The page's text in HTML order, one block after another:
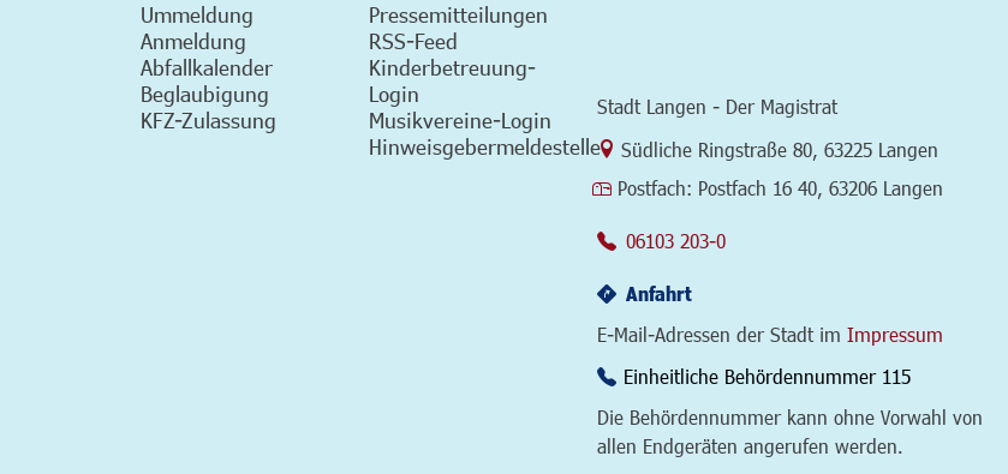
Ummeldung
Anmeldung
Abfallkalender
Beglaubigung
KFZ-Zulassung
Pressemitteilungen
RSS-Feed
Kinderbetreuung-
Login
Musikvereine-Login
Hinweisgebermeldestelle
Stadt Langen - Der Magistrat
Link zur Google-Maps Navigation
Südliche Ringstraße 80, 63225 Langen
Postfach: Postfach 16 40, 63206 Langen
06103 203-0
Anfahrt
E-Mail-Adressen der Stadt im Impressum
Einheitliche Behördennummer 115
Die Behördennummer kann ohne Vorwahl von
allen Endgeräten angerufen werden.